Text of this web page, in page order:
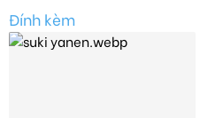
Đính kèm